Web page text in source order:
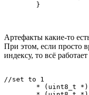
	}
Артефакты какие-то
При этом, если просто
индексу, то всё
//set to 1